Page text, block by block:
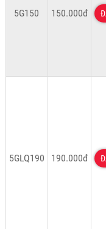
5G150 150.000đ
5GLQ190 190.000đ